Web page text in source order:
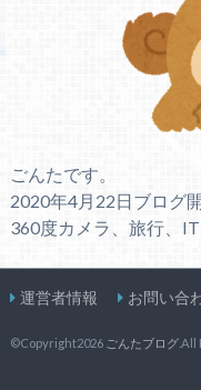
ごんたです。
2020年4月22日ブログ
360度カメラ、旅行、
運営者情報 お問い合
©Copyright2026 ごんたブログ.All